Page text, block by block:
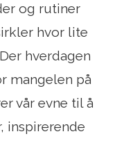
og rutiner
hvor lite
hverdagen
mangelen på
vår evne til å
inspirerende